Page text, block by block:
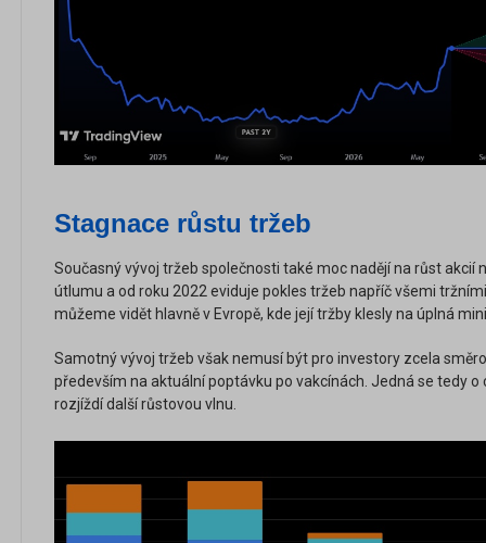
Stagnace růstu tržeb
Současný vývoj tržeb společnosti také moc nadějí na růst akcií
útlumu a od roku 2022 eviduje pokles tržeb napříč všemi
můžeme vidět hlavně v Evropě, kde její tržby klesly na úplná
Samotný vývoj tržeb však nemusí být pro investory zcela
především na aktuální poptávku po vakcínách. Jedná se tedy
rozjíždí další růstovou vlnu.